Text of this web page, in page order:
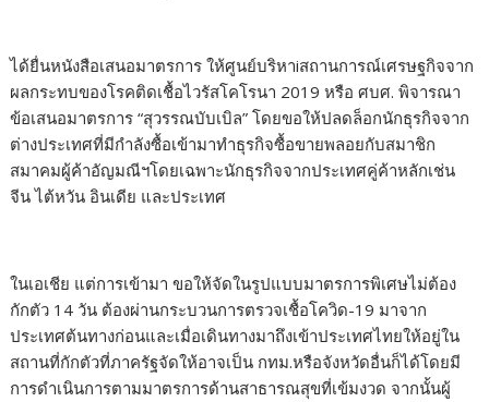
ได้ยื่นหนังสือเสนอมาตรการ ให้ศูนย์บริหาiสถานการณ์เศรษฐกิจจาก
ผลกระทบของโรคติดเชื้อไวรัสโคโรนา 2019 หรือ ศบศ. พิจารณา
ข้อเสนอมาตรการ “สุวรรณบับเบิล” โดยขอให้ปลดล็อกนักธุรกิจจาก
ต่างประเทศที่มีกำลังซื้อเข้ามาทำธุรกิจซื้อขายพลอยกับสมาชิก
สมาคมผู้ค้าอัญมณีฯโดยเฉพาะนักธุรกิจจากประเทศคู่ค้าหลักเช่น
จีน ไต้หวัน อินเดีย และประเทศ
ในเอเชีย แต่การเข้ามา ขอให้จัดในรูปแบบมาตรการพิเศษไม่ต้อง
กักตัว 14 วัน ต้องผ่านกระบวนการตรวจเชื้อโควิด-19 มาจาก
ประเทศต้นทางก่อนและเมื่อเดินทางมาถึงเข้าประเทศไทยให้อยู่ใน
สถานที่กักตัวที่ภาครัฐจัดให้อาจเป็น กทม.หรือจังหวัดอื่นก็ได้โดยมี
การดำเนินการตามมาตรการด้านสาธารณสุขที่เข้มงวด จากนั้นผู้